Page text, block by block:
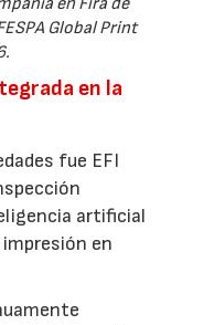
Global Print
en la
fue EFI
artificial
impresión en